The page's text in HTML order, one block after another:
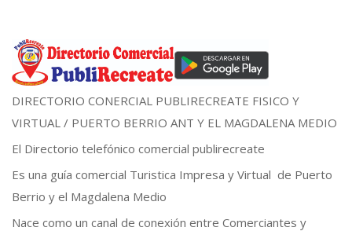
DIRECTORIO CONERCIAL PUBLIRECREATE FISICO Y
VIRTUAL / PUERTO BERRIO ANT Y EL MAGDALENA MEDIO
El Directorio telefónico comercial publirecreate
Es una guía comercial Turistica Impresa y Virtual de Puerto
Berrio y el Magdalena Medio
Nace como un canal de conexión entre Comerciantes y